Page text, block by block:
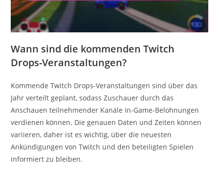
Wann sind die kommenden Twitch
Drops-Veranstaltungen?
Kommende Twitch Drops-Veranstaltungen sind über das
Jahr verteilt geplant, sodass Zuschauer durch das
Anschauen teilnehmender Kanäle In-Game-Belohnungen
verdienen können. Die genauen Daten und Zeiten können
variieren, daher ist es wichtig, über die neuesten
Ankündigungen von Twitch und den beteiligten Spielen
informiert zu bleiben.